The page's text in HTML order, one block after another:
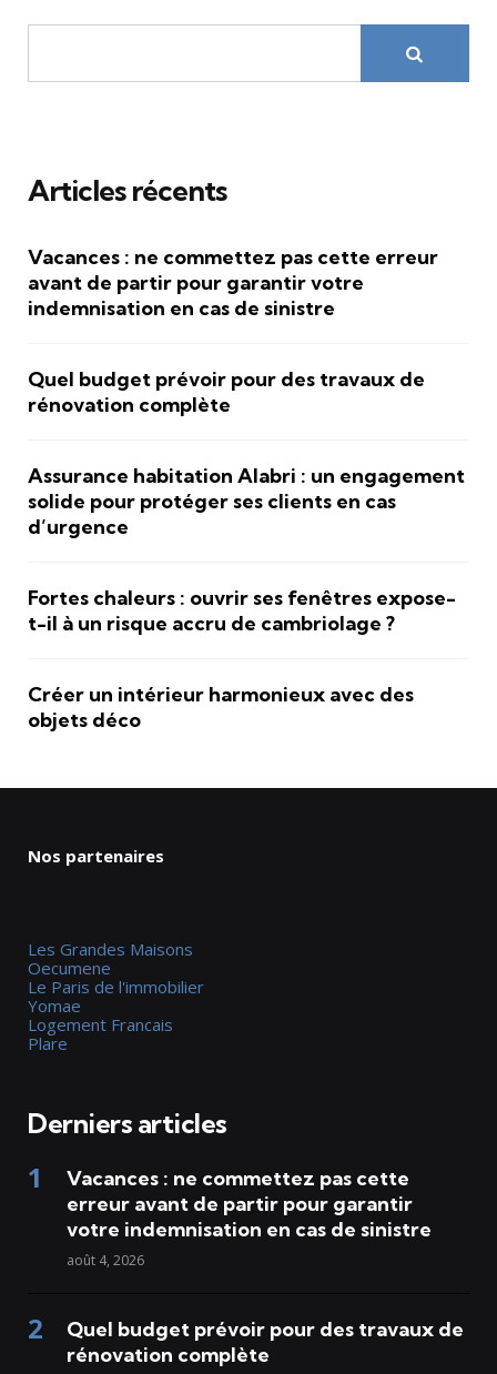
Articles récents
Vacances : ne commettez pas cette erreur
avant de partir pour garantir votre
indemnisation en cas de sinistre
Quel budget prévoir pour des travaux de
rénovation complète
Assurance habitation Alabri : un engagement
solide pour protéger ses clients en cas
d’urgence
Fortes chaleurs : ouvrir ses fenêtres expose-
t-il à un risque accru de cambriolage ?
Créer un intérieur harmonieux avec des
objets déco
Nos partenaires
Les Grandes Maisons
Oecumene
Le Paris de l'immobilier
Yomae
Logement Francais
Plare
Derniers articles
Vacances : ne commettez pas cette
erreur avant de partir pour garantir
votre indemnisation en cas de sinistre
août 4, 2026
Quel budget prévoir pour des travaux de
rénovation complète